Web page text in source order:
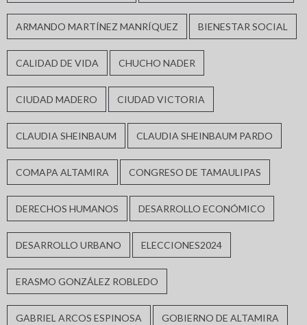
ARMANDO MARTÍNEZ MANRÍQUEZ BIENESTAR SOCIAL
CALIDAD DE VIDA CHUCHO NADER
CIUDAD MADERO CIUDAD VICTORIA
CLAUDIA SHEINBAUM CLAUDIA SHEINBAUM PARDO
COMAPA ALTAMIRA CONGRESO DE TAMAULIPAS
DERECHOS HUMANOS DESARROLLO ECONÓMICO
DESARROLLO URBANO ELECCIONES2024
ERASMO GONZÁLEZ ROBLEDO
GABRIEL ARCOS ESPINOSA GOBIERNO DE ALTAMIRA